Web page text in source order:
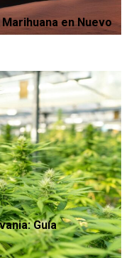
en Nuevo
Guía